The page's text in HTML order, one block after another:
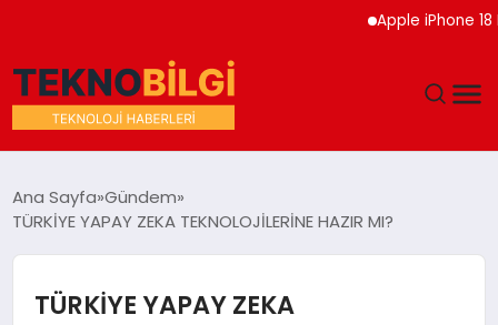
Apple iPhone 18 Pro
EĞITIM
Ana Sayfa Gündem
TÜRKİYE YAPAY ZEKA TEKNOLOJİLERİNE HAZIR MI?
TÜRKİYE YAPAY ZEKA